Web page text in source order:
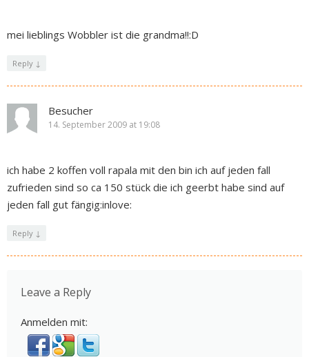
mei lieblings Wobbler ist die grandma!!:D
Reply ↓
Besucher
14. September 2009 at 19:08
ich habe 2 koffen voll rapala mit den bin ich auf jeden fall
zufrieden sind so ca 150 stück die ich geerbt habe sind auf
jeden fall gut fängig:inlove:
Reply ↓
Leave a Reply
Anmelden mit: